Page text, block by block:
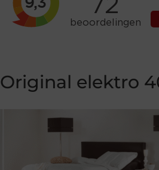
Original elektro